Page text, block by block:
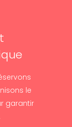
le
garantir